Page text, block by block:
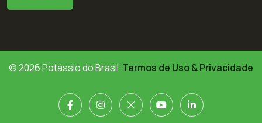
© 2026 Potássio do Brasil Termos de Uso & Privacidade